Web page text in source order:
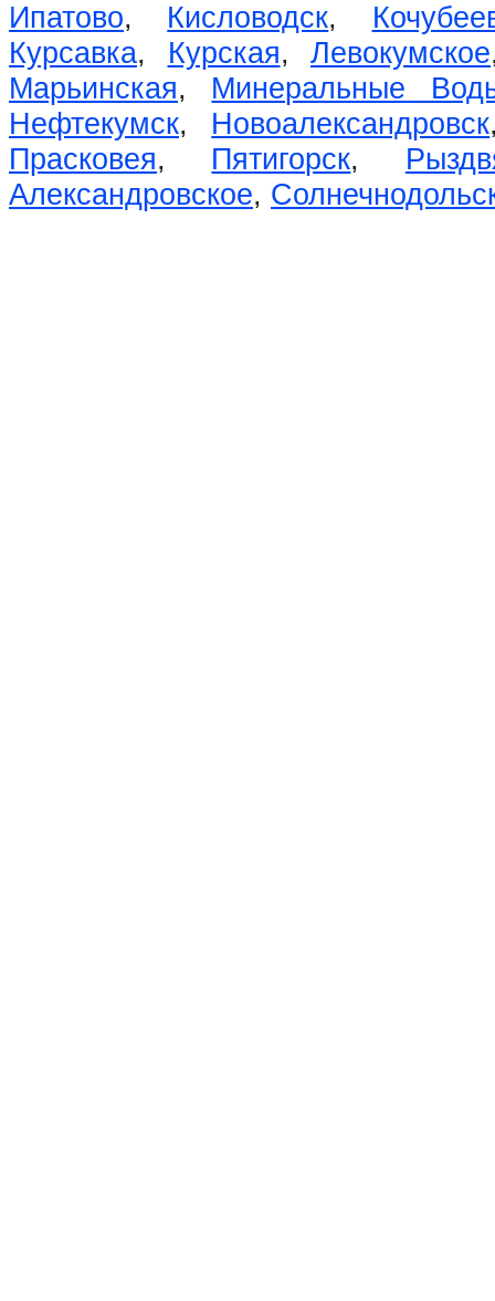
Ипатово, Кисловодск,
Курсавка, Курская, Левокумское
Марьинская, Минеральные
Нефтекумск, Новоалександровск
Прасковея, Пятигорск,
Александровское,